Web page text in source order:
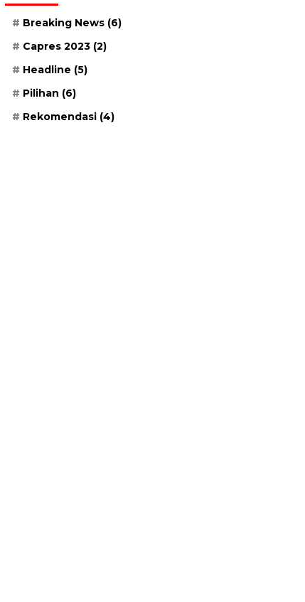
Breaking News (6)
Capres 2023 (2)
Headline (5)
Pilihan (6)
Rekomendasi (4)